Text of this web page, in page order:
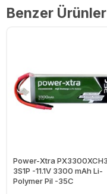
Benzer Ürünler
Power-Xtra
3S1P -11.1V 3300 mAh Li-
Polymer Pil -35C